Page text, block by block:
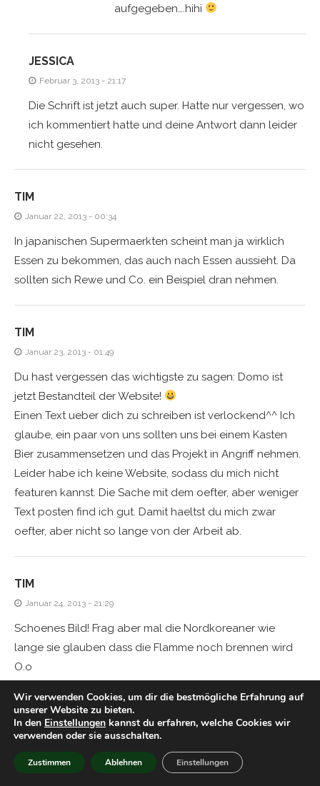
aufgegeben….hihi
JESSICA
Februar 3, 2013 - 21:17
Die Schrift ist jetzt auch super. Hatte nur vergessen, wo
ich kommentiert hatte und deine Antwort dann leider
nicht gesehen.
TIM
Januar 22, 2013 - 00:34
In japanischen Supermaerkten scheint man ja wirklich
Essen zu bekommen, das auch nach Essen aussieht. Da
sollten sich Rewe und Co. ein Beispiel dran nehmen.
TIM
Januar 23, 2013 - 01:49
Du hast vergessen das wichtigste zu sagen: Domo ist
jetzt Bestandteil der Website!
Einen Text ueber dich zu schreiben ist verlockend^^ Ich
glaube, ein paar von uns sollten uns bei einem Kasten
Bier zusammensetzen und das Projekt in Angriff nehmen.
Leider habe ich keine Website, sodass du mich nicht
featuren kannst. Die Sache mit dem oefter, aber weniger
Text posten find ich gut. Damit haeltst du mich zwar
oefter, aber nicht so lange von der Arbeit ab.
TIM
Januar 24, 2013 - 21:29
Schoenes Bild! Frag aber mal die Nordkoreaner wie
lange sie glauben dass die Flamme noch brennen wird
O.o
HELVI
Januar 24, 2013 - 22:08
sehr beeindruckendes bild
Wir verwenden Cookies, um dir die bestmögliche Erfahrung auf
unserer Website zu bieten.
In den Einstellungen kannst du erfahren, welche Cookies wir
verwenden oder sie ausschalten.
Zustimmen Ablehnen Einstellungen